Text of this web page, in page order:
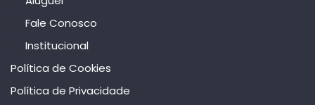
Fale Conosco
Institucional
Política de Cookies
Política de Privacidade